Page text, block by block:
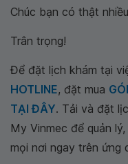
Chúc bạn có thật
Trân trọng!
Để đặt lịch khám tại
HOTLINE, đặt mua
TẠI ĐÂY. Tải và đặt
My Vinmec để quản
mọi nơi ngay trên ứng